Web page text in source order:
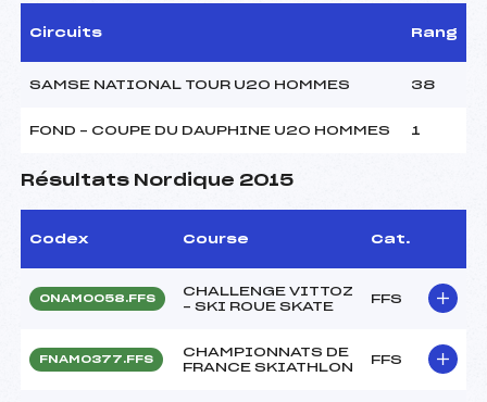
Circuits Rang
SAMSE NATIONAL TOUR U20 HOMMES 38
FOND – COUPE DU DAUPHINE U20 HOMMES 1
Résultats Nordique 2015
Codex Course Cat.
ONAM0058.FFS
CHALLENGE VITTOZ
– SKI ROUE SKATE
FFS
FNAM0377.FFS
CHAMPIONNATS DE
FRANCE SKIATHLON
FFS